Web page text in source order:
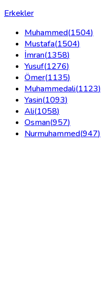
Erkekler
Muhammed(1504)
Mustafa(1504)
İmran(1358)
Yusuf(1276)
Ömer(1135)
Muhammedali(1123)
Yasin(1093)
Ali(1058)
Osman(957)
Nurmuhammed(947)